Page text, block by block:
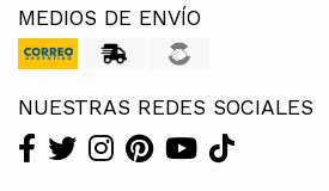
MEDIOS DE ENVÍO
NUESTRAS REDES SOCIALES